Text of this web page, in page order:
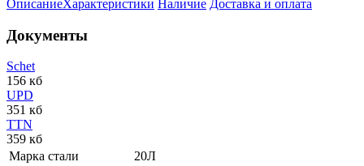
ОписаниеХарактеристики Наличие Доставка и оплата
Документы
Schet
156 кб
UPD
351 кб
TTN
359 кб
Марка стали
20Л